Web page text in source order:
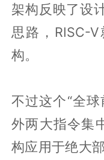
架构反映了设
思路，RISC-
构。
不过这个“全
外两大指令集
构应用于绝大